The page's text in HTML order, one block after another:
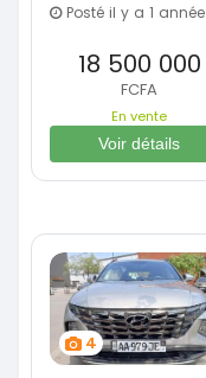
Posté il y a 1 année
18 500 000
FCFA
En vente
Voir détails
4